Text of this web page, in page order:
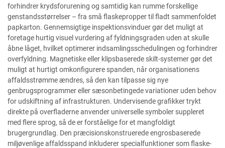
forhindrer krydsforurening og samtidig kan rumme forskellige
genstandsstørrelser – fra små flaskepropper til fladt sammenfoldet
papkarton. Gennemsigtige inspektionsvinduer gør det muligt at
foretage hurtig visuel vurdering af fyldningsgraden uden at skulle
åbne låget, hvilket optimerer indsamlingsschedulingen og forhindrer
overfyldning. Magnetiske eller klipsbaserede skilt-systemer gør det
muligt at hurtigt omkonfigurere spanden, når organisationens
affaldsstrømme ændres, så den kan tilpasse sig nye
genbrugsprogrammer eller sæsonbetingede variationer uden behov
for udskiftning af infrastrukturen. Undervisende grafikker trykt
direkte på overfladerne anvender universelle symboler suppleret
med flere sprog, så de er forståelige for et mangfoldigt
brugergrundlag. Den præcisionskonstruerede engrosbaserede
miljøvenlige affaldsspand inkluderer specialfunktioner som flaske-